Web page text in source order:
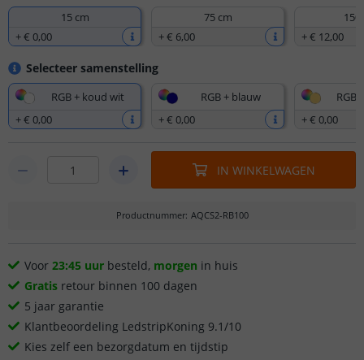
15 cm
+€ 0,00
75 cm
+€ 6,00
150
+€ 12,00
Selecteer samenstelling
RGB + koud wit
+€ 0,00
RGB + blauw
+€ 0,00
RGB
+€ 0,00
IN WINKELWAGEN
Productnummer: AQCS2-RB100
Voor 23:45 uur besteld, morgen in huis
Gratis retour binnen 100 dagen
5 jaar garantie
Klantbeoordeling LedstripKoning 9.1/10
Kies zelf een bezorgdatum en tijdstip